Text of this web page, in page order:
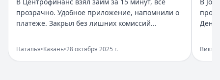
Дата: 28 октября 2025 г.
Взяла займ в Бюджет срочно нужны были деньги.
Помогли в нужный момент
Организация:Монеза
прозрачно. Удобное приложение, напомнили о
платеже. Закрыл без лишних комиссий...
Наталья•Казань•28 октября 2025 г.